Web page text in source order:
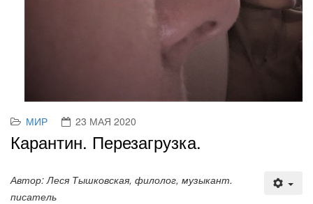
МИР 23 МАЯ 2020
Карантин. Перезагрузка.
Автор: Леся Тышковская, филолог, музыкант.
писатель